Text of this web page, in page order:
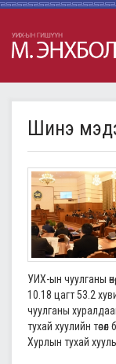
Шинэ
УИХ-ын чуулганы
10.18 цагт 53.2
чуулганы
тухай хуулийн
Хурлын тухай